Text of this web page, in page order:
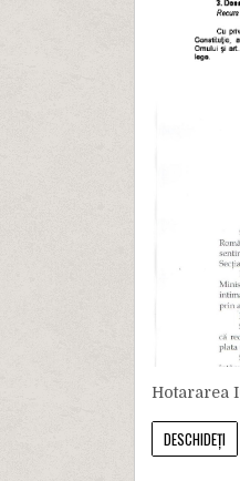
Hotararea
DESCHIDEȚI